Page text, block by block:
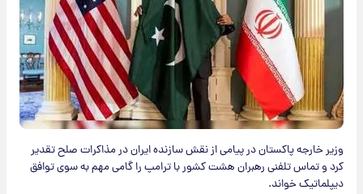
وزیر خارجه پاکستان در پیامی از نقش سازنده ایران در مذاکرات صلح تقدیر
کرد و تماس تلفنی رهبران هشت کشور با ترامپ را گامی مهم به سوی توافق
دیپلماتیک خواند.